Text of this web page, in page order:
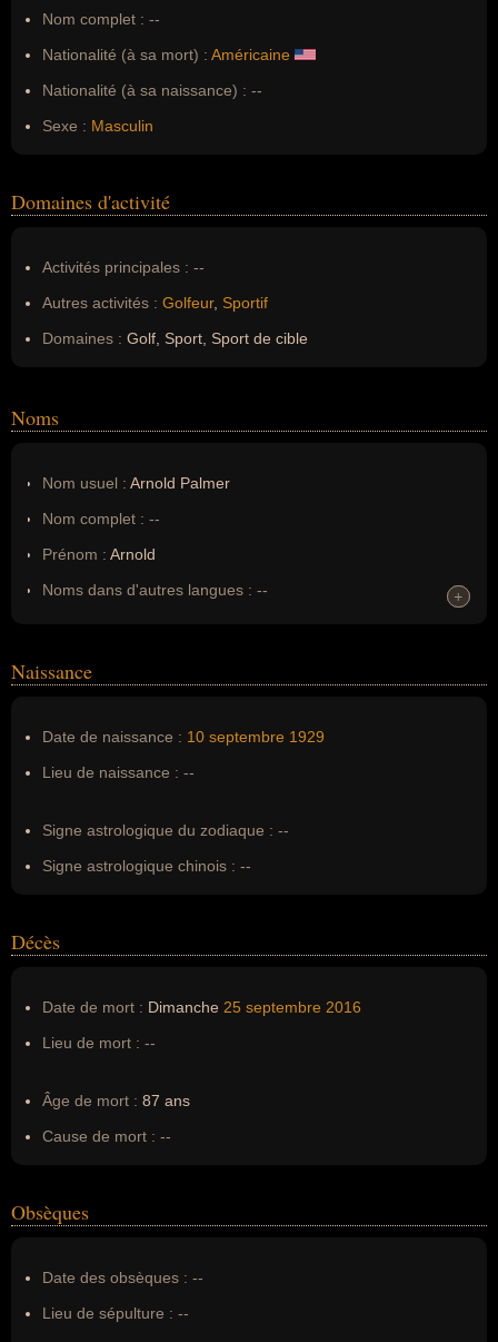
Nom complet : --
Nationalité (à sa mort) : Américaine
Nationalité (à sa naissance) : --
Sexe : Masculin
Domaines d'activité
Activités principales : --
Autres activités : Golfeur, Sportif
Domaines : Golf, Sport, Sport de cible
Noms
Nom usuel : Arnold Palmer
Nom complet : --
Prénom : Arnold
Noms dans d'autres langues : --
Nom de famille :Palmer
+
+
Naissance
Date de naissance : 10 septembre 1929
Lieu de naissance : --
Signe astrologique du zodiaque : --
Signe astrologique chinois : --
Décès
Date de mort : Dimanche 25 septembre 2016
Lieu de mort : --
Âge de mort : 87 ans
Cause de mort : --
Obsèques
Date des obsèques : --
Lieu de sépulture : --